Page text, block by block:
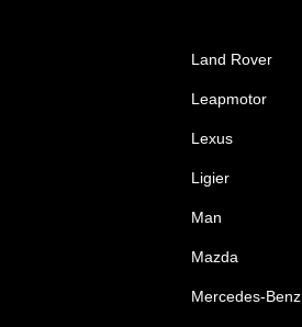
Land Rover
Leapmotor
Lexus
Ligier
Man
Mazda
Mercedes-Benz